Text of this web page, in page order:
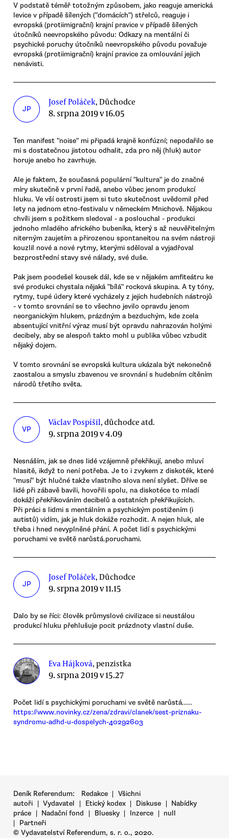
V podstatě téměř totožným způsobem, jako reaguje americká
levice v případě šílených ("domácích") střelců, reaguje i
evropská (protiimigrační) krajní pravice v případě šílených
útočníků neevropského původu: Odkazy na mentální či
psychické poruchy útočníků neevropského původu považuje
evropská (protiimigrační) krajní pravice za omlouvání jejich
nenávisti.
JP
Josef Poláček, Důchodce
8. srpna 2019 v 16.05
Ten manifest "noise" mi připadá krajně konfúzní; nepodařilo se
mi s dostatečnou jistotou odhalit, zda pro něj (hluk) autor
horuje anebo ho zavrhuje.
Ale je faktem, že současná populární "kultura" je do značné
míry skutečně v první řadě, anebo vůbec jenom produkcí
hluku. Ve vší ostrosti jsem si tuto skutečnost uvědomil před
lety na jednom etno-festivalu v německém Mnichově. Nějakou
chvíli jsem s požitkem sledoval - a poslouchal - produkci
jednoho mladého afrického bubeníka, který s až neuvěřitelným
niterným zaujetím a přirozenou spontaneitou na svém nástroji
kouzlil nové a nové rytmy, kterými sděloval a vyjadřoval
bezprostřední stavy své nálady, své duše.
Pak jsem poodešel kousek dál, kde se v nějakém amfiteátru ke
své produkci chystala nějaká "bílá" rocková skupina. A ty tóny,
rytmy, tupé údery které vycházely z jejich hudebních nástrojů
- v tomto srovnání se to všechno jevilo opravdu jenom
neorganickým hlukem, prázdným a bezduchým, kde zcela
absentující vnitřní výraz musí být opravdu nahrazován holými
decibely, aby se alespoň takto mohl u publika vůbec vzbudit
nějaký dojem.
V tomto srovnání se evropská kultura ukázala být nekonečně
zaostalou a smyslu zbavenou ve srovnání s hudebním cítěním
národů třetího světa.
VP
Václav Pospíšil, důchodce atd.
9. srpna 2019 v 4.09
Nesnáším, jak se dnes lidé vzájemně překřikují, anebo mluví
hlasitě, ikdyž to není potřeba. Je to i zvykem z diskoték, které
"musí" být hlučné takže vlastního slova není slyšet. Dříve se
lidé při zábavě bavili, hovořili spolu, na diskotéce to mladí
dokáží překřikováním decibelů a ostatních překřikujících.
Při práci s lidmi s mentálním a psychickým postižením (i
autistů) vidím, jak je hluk dokáže rozhodit. A nejen hluk, ale
třeba i hned nevyplněné přání. A počet lidí s psychickými
poruchami ve světě narůstá.poruchami.
JP
Josef Poláček, Důchodce
9. srpna 2019 v 11.15
Dalo by se říci: člověk průmyslové civilizace si neustálou
produkcí hluku přehlušuje pocit prázdnoty vlastní duše.
Eva Hájková, penzistka
9. srpna 2019 v 15.27
Počet lidí s psychickými poruchami ve světě narůstá.....
https://www.novinky.cz/zena/zdravi/clanek/sest-priznaku-
syndromu-adhd-u-dospelych-40292603
Deník Referendum: Redakce | Všichni
autoři | Vydavatel | Etický kodex | Diskuse | Nabídky
práce | Nadační fond | Bluesky | Inzerce | null
|
Partneři
© Vydavatelství Referendum, s. r. o., 2020.